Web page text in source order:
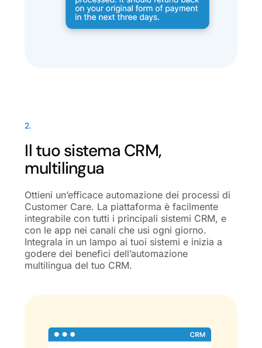
2.
Il tuo sistema CRM,
multilingua
Ottieni un’efficace automazione dei processi di
Customer Care. La piattaforma è facilmente
integrabile con tutti i principali sistemi CRM, e
con le app nei canali che usi ogni giorno.
Integrala in un lampo ai tuoi sistemi e inizia a
godere dei benefici dell’automazione
multilingua del tuo CRM.